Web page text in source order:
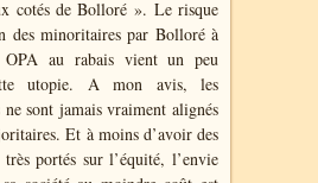
cotés de Bolloré ». Le risque
des minoritaires par Bolloré à
OPA au rabais vient un peu
utopie. A mon avis, les
sont jamais vraiment alignés
Et à moins d’avoir des
portés sur l’équité, l’envie